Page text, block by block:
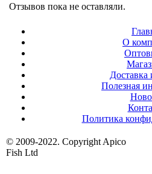
Отзывов пока не оставляли.
О
Доставка
Полезная
Политика
© 2009-2022. Copyright Apico
Fish Ltd